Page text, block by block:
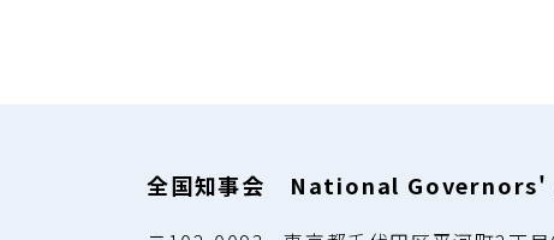
全国知事会 National